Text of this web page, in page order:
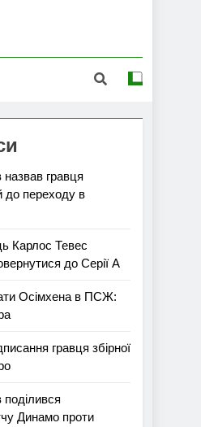
гравця
до переходу в
Карлос Тевес
до Серії А
Осімхена в ПСЖ:
гравця збірної
Динамо проти